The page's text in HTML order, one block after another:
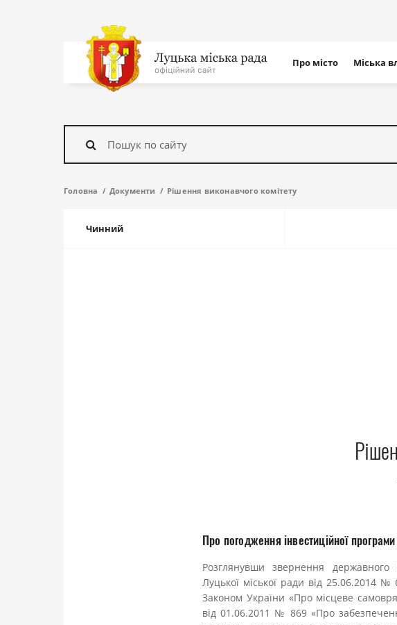
На
головну
сайту
Про місто Міська
Знайти
Головна Документи Рішення виконавчого комітету
Чинний
Про погодження інвестиційної
Розглянувши звернення державного
Луцької міської ради від 25.06.2014
Законом України «Про місцеве
від 01.06.2011 № 869 «Про